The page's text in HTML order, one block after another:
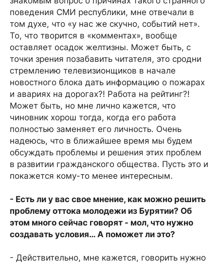
поведения СМИ республики, мне отвечали в
том духе, что «у нас же скучно, событий нет».
То, что творится в «комментах», вообще
оставляет осадок желтизны. Может быть, с
точки зрения позабавить читателя, это сродни
стремлению телевизионщиков в начале
новостного блока дать информацию о пожарах
и авариях на дорогах?! Работа на рейтинг?!
Может быть, но мне лично кажется, что
чиновник хорош тогда, когда его работа
полностью заменяет его личность. Очень
надеюсь, что в ближайшее время мы будем
обсуждать проблемы и решения этих проблем
в развитии гражданского общества. Пусть это и
покажется кому-то менее интересным.
- Есть ли у вас свое мнение, как можно решить
проблему оттока молодежи из Бурятии? Об
этом много сейчас говорят - мол, что нужно
создавать условия… А поможет ли это?
- Действительно, мне кажется, говорить нужно